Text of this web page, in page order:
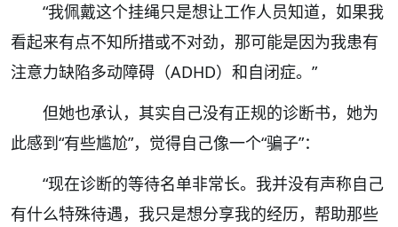
“我佩戴这个挂绳只是想让工作人员知道，如果我
看起来有点不知所措或不对劲，那可能是因为我患有
注意力缺陷多动障碍（ADHD）和自闭症。”
但她也承认，其实自己没有正规的诊断书，她为
此感到“有些尴尬”，觉得自己像一个“骗子”：
“现在诊断的等待名单非常长。我并没有声称自己
有什么特殊待遇，我只是想分享我的经历，帮助那些